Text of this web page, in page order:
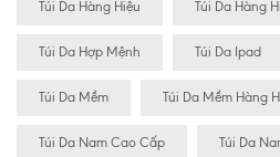
Túi Da Hàng Hiệu Túi Da Hàng
Túi Da Hợp Mệnh Túi Da Ipad
Túi Da Mềm Túi Da Mềm Hàng
Túi Da Nam Cao Cấp Túi Da